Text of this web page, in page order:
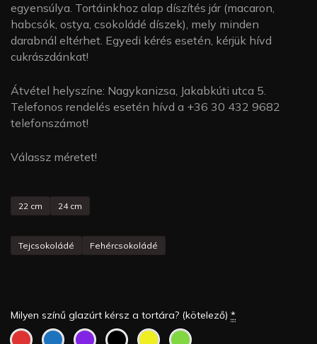
egyensúlya. Tortáinkhoz alap díszítés jár (macaron,
habcsók, ostya, csokoládé díszek), mely minden
darabnál eltérhet. Egyedi kérés esetén, kérjük hívd
cukrászdánkat!
Átvétel helyszíne: Nagykanizsa, Jakabkúti utca 5.
Telefonos rendelés esetén hívd a +36 30 432 9682
telefonszámot!
Válassz méretet!
22 cm 24 cm
Tejcsokoládé Fehércsokoládé
Milyen színű glazúrt kérsz a tortára? (kötelező) *